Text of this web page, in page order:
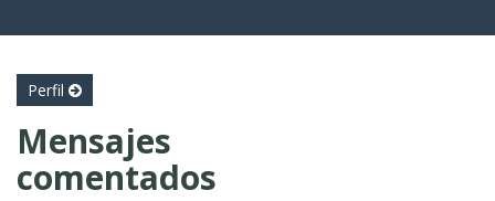
Perfil
Mensajes
comentados